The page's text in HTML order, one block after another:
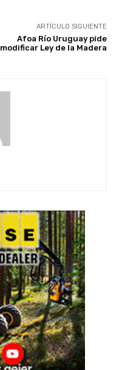
ARTÍCULO SIGUIENTE
Afoa Río Uruguay pide
modificar Ley de la Madera